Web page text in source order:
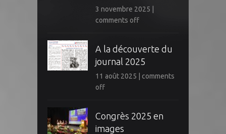
3 novembre 2025
comments off
A la découverte du
journal 2025
11 août 2025
comments
off
Congrès 2025 en
images